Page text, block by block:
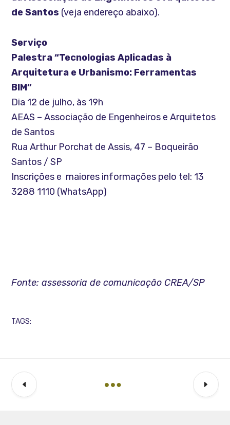
de Santos (veja endereço abaixo).
Serviço
Palestra “Tecnologias Aplicadas à
Arquitetura e Urbanismo: Ferramentas
BIM”
Dia 12 de julho, às 19h
AEAS – Associação de Engenheiros e Arquitetos
de Santos
Rua Arthur Porchat de Assis, 47 – Boqueirão
Santos / SP
Inscrições e maiores informações pelo tel: 13
3288 1110 (WhatsApp)
Fonte: assessoria de comunicação CREA/SP
TAGS: